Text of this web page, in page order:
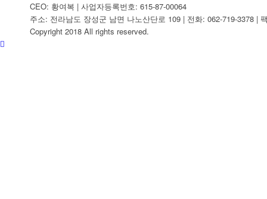
CEO: 황여복 | 사업자등록번호: 615-87-00064
주소: 전라남도 장성군 남면 나노산단로 109 | 전화: 062-719-3378 |
Copyright 2018 All rights reserved.